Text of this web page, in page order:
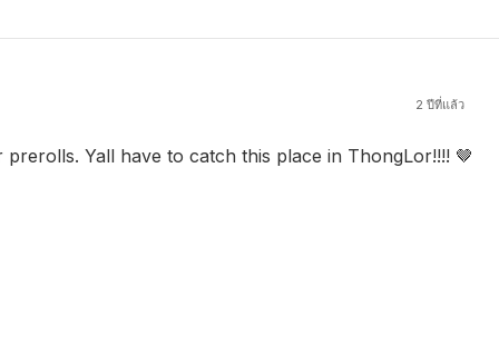
2 ปีที่แล้ว
Yall have to catch this place in ThongLor!!!! 🤎